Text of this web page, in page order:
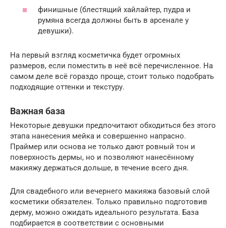
финишные (блестящий хайлайтер, пудра и
румяна всегда должны быть в арсенале у
девушки).
На первый взгляд косметичка будет огромных
размеров, если поместить в неё всё перечисленное. На
самом деле всё гораздо проще, стоит только подобрать
подходящие оттенки и текстуру.
Важная база
Некоторые девушки предпочитают обходиться без этого
этапа нанесения мейка и совершенно напрасно.
Праймер или основа не только дают ровный тон и
поверхность дермы, но и позволяют нанесённому
макияжу держаться дольше, в течение всего дня.
Для свадебного или вечернего макияжа базовый слой
косметики обязателен. Только правильно подготовив
дерму, можно ожидать идеального результата. База
подбирается в соответствии с основными